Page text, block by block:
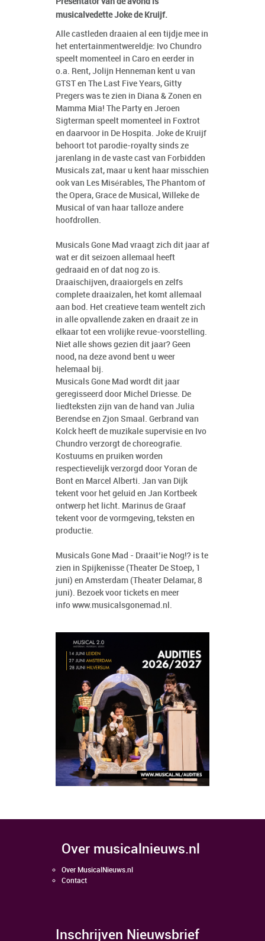
musicalvedette Joke de Kruijf.
Alle castleden draaien al een tijdje mee in
het entertainmentwereldje: Ivo Chundro
speelt momenteel in Caro en eerder in
o.a. Rent, Jolijn Henneman kent u van
GTST en The Last Five Years, Gitty
Pregers was te zien in Diana & Zonen en
Mamma Mia! The Party en Jeroen
Sigterman speelt momenteel in Foxtrot
en daarvoor in De Hospita. Joke de Kruijf
behoort tot parodie-royalty sinds ze
jarenlang in de vaste cast van Forbidden
Musicals zat, maar u kent haar misschien
ook van Les Misérables, The Phantom of
the Opera, Grace de Musical, Willeke de
Musical of van haar talloze andere
hoofdrollen.
Musicals Gone Mad vraagt zich dit jaar af
wat er dit seizoen allemaal heeft
gedraaid en of dat nog zo is.
Draaischijven, draaiorgels en zelfs
complete draaizalen, het komt allemaal
aan bod. Het creatieve team wentelt zich
in alle opvallende zaken en draait ze in
elkaar tot een vrolijke revue-voorstelling.
Niet alle shows gezien dit jaar? Geen
nood, na deze avond bent u weer
helemaal bij.
Musicals Gone Mad wordt dit jaar
geregisseerd door Michel Driesse. De
liedteksten zijn van de hand van Julia
Berendse en Zjon Smaal. Gerbrand van
Kolck heeft de muzikale supervisie en Ivo
Chundro verzorgt de choreografie.
Kostuums en pruiken worden
respectievelijk verzorgd door Yoran de
Bont en Marcel Alberti. Jan van Dijk
tekent voor het geluid en Jan Kortbeek
ontwerp het licht. Marinus de Graaf
tekent voor de vormgeving, teksten en
productie.
Musicals Gone Mad - Draait’ie Nog!? is te
zien in Spijkenisse (Theater De Stoep, 1
juni) en Amsterdam (Theater Delamar, 8
juni). Bezoek voor tickets en meer
info www.musicalsgonemad.nl .
over musicalnieuws.nl
Over MusicalNieuws.nl
Contact
Inschrijven Nieuwsbrief